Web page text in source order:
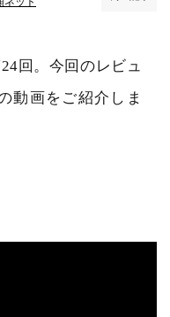
回。今回のレビュ
動画をご紹介しま